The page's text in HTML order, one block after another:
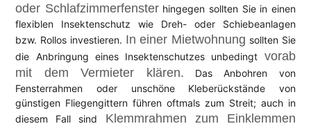
oder Schlafzimmerfensterhingegen sollten Sie in einen
flexiblen Insektenschutz wie Dreh- oder Schiebeanlagen
bzw. Rollos investieren. In einer Mietwohnung sollten Sie
die Anbringung eines Insektenschutzes unbedingt vorab
mit dem Vermieter klären. Das Anbohren von
Fensterrahmen oder unschöne Kleberückstände von
günstigen Fliegengittern führen oftmals zum Streit; auch in
diesem Fall sind Klemmrahmen zum Einklemmen